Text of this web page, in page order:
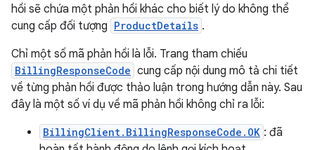
hồi sẽ chứa một phản hồi khác cho biết lý do không thể
cung cấp đối tượng ProductDetails .
Chỉ một số mã phản hồi là lỗi. Trang tham chiếu
BillingResponseCode cung cấp nội dung mô tả chi tiết
về từng phản hồi được thảo luận trong hướng dẫn này. Sau
đây là một số ví dụ về mã phản hồi không chỉ ra lỗi:
BillingClient.BillingResponseCode.OK : đã